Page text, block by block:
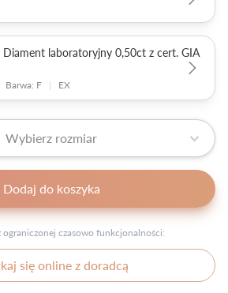
Diament laboratoryjny 0,50ct z cert. GIA
Barwa: F | EX
Wybierz rozmiar
Dodaj do koszyka
ograniczonej czasowo funkcjonalności:
się online z doradcą